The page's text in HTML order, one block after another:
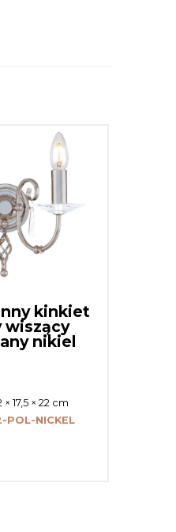
kinkiet
wiszący
nikiel
× 17,5 × 22 cm
POL-NICKEL